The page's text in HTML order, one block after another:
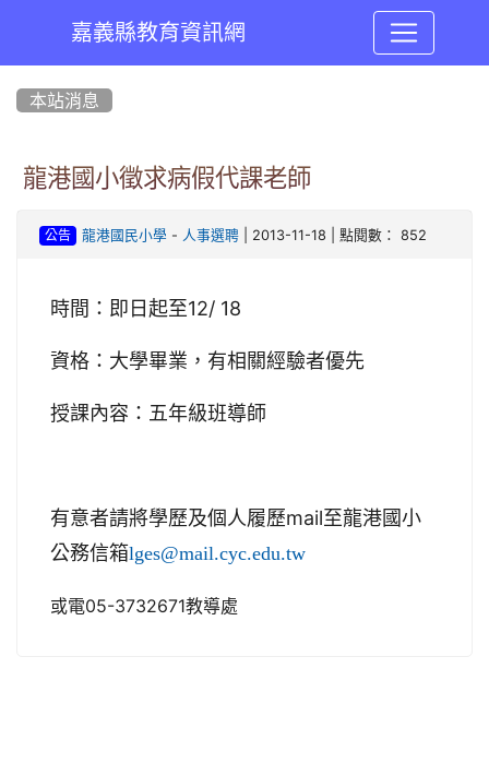
嘉義縣教育資訊網
本站消息
龍港國小徵求病假代課老師
公告 龍港國民小學- 人事選聘| 2013-11-18 | 點閱數： 852
時間：即日起至12/ 18
資格：大學畢業，有相關經驗者優先
授課內容：五年級班導師
有意者請將學歷及個人履歷mail至龍港國小
公務信箱lges@mail.cyc.edu.tw
或電05-3732671教導處